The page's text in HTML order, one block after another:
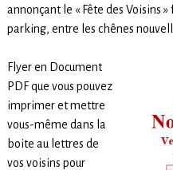
annonçant le « Fête des Voisins
parking, entre les chênes
Flyer en Document
PDF que vous pouvez
imprimer et mettre
vous-même dans la
boite au lettres de
vos voisins pour